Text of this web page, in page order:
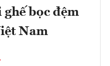
bọc đệm
Nam